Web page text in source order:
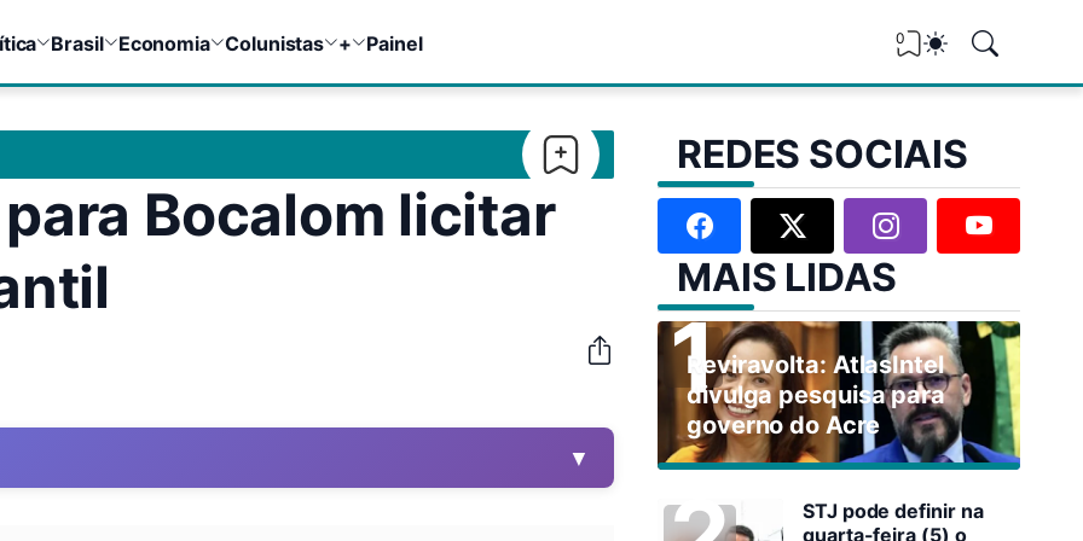
Brasil Economia Colunistas + Painel 0
Bocalom licitar
▼
REDES SOCIAIS
MAIS LIDAS
Reviravolta: AtlasIntel
divulga pesquisa para
governo do Acre
STJ pode definir na
quarta-feira (5) o